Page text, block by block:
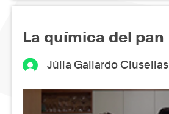
La química del pan
Júlia Gallardo Clusellas